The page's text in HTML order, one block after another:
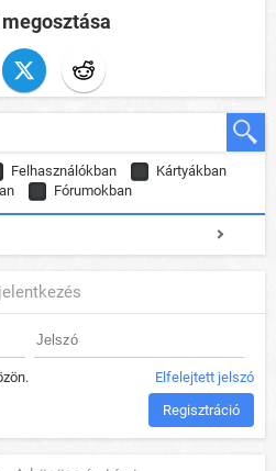
Felhasználókban
Kártyákban
Fórumokban
Elfelejtett jelszó
Regisztráció